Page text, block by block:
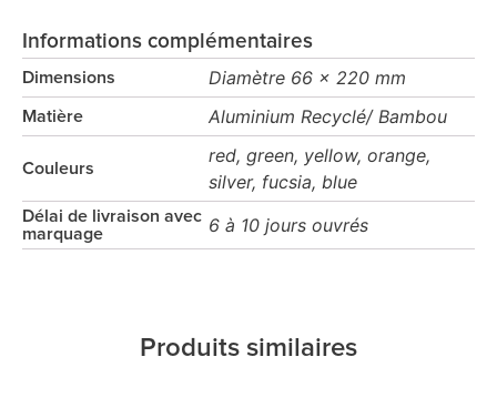
Informations complémentaires
Dimensions Diamètre 66 x 220 mm
Matière Aluminium Recyclé/ Bambou
Couleurs
red, green, yellow, orange,
silver, fucsia, blue
Délai de livraison avec
marquage
6 à 10 jours ouvrés
Produits similaires